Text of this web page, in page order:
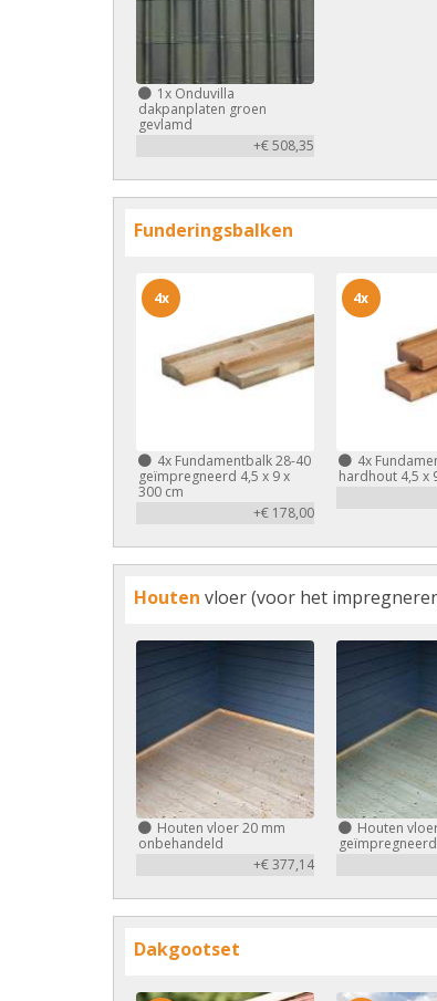
1x Onduvilla
dakpanplaten groen
gevlamd
+€ 508,35
Funderingsbalken
4x Fundamentbalk 28-40
geïmpregneerd 4,5 x 9 x
300 cm
+€ 178,00
4x
4x
hardhout 4,5 x
4x
Houten vloer (voor het
Houten vloer 20 mm
onbehandeld
+€ 377,14
Houten
geïmpregneerd
Dakgootset